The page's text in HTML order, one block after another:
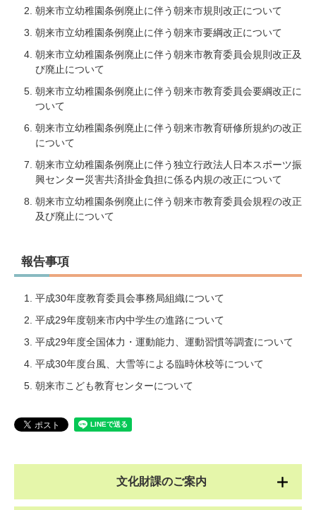
朝来市立幼稚園条例廃止に伴う朝来市規則改正について
朝来市立幼稚園条例廃止に伴う朝来市要綱改正について
朝来市立幼稚園条例廃止に伴う朝来市教育委員会規則改正及
び廃止について
朝来市立幼稚園条例廃止に伴う朝来市教育委員会要綱改正に
ついて
朝来市立幼稚園条例廃止に伴う朝来市教育研修所規約の改正
について
朝来市立幼稚園条例廃止に伴う独立行政法人日本スポーツ振
興センター災害共済掛金負担に係る内規の改正について
朝来市立幼稚園条例廃止に伴う朝来市教育委員会規程の改正
及び廃止について
報告事項
平成30年度教育委員会事務局組織について
平成29年度朝来市内中学生の進路について
平成29年度全国体力・運動能力、運動習慣等調査について
平成30年度台風、大雪等による臨時休校等について
朝来市こども教育センターについて
文化財課のご案内